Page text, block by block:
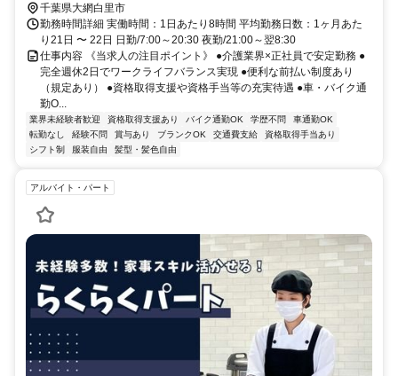
千葉県大網白里市
勤務時間詳細 実働時間：1日あたり8時間 平均勤務日数：1ヶ月あた
り21日 〜 22日 日勤/7:00～20:30 夜勤/21:00～翌8:30
仕事内容 《当求人の注目ポイント》 ●介護業界×正社員で安定勤務 ●
完全週休2日でワークライフバランス実現 ●便利な前払い制度あり
（規定あり） ●資格取得支援や資格手当等の充実待遇 ●車・バイク通
勤O...
業界未経験者歓迎 資格取得支援あり バイク通勤OK 学歴不問
車通勤OK
転勤なし
経験不問 賞与あり ブランクOK 交通費支給
資格取得手当あり
シフト制
服装自由 髪型・髪色自由
アルバイト・パート